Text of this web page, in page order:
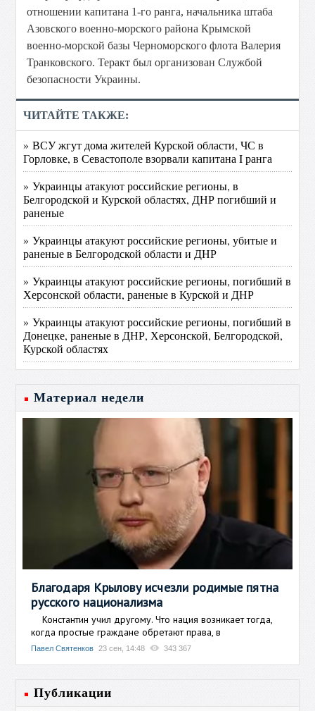
отношении капитана 1-го ранга, начальника штаба
Азовского военно-морского района Крымской
военно-морской базы Черноморского флота Валерия
Транковского. Теракт был организован Службой
безопасности Украины.
ЧИТАЙТЕ ТАКЖЕ:
» ВСУ жгут дома жителей Курской области, ЧС в
Горловке, в Севастополе взорвали капитана I ранга
» Украинцы атакуют российские регионы, в
Белгородской и Курской областях, ДНР погибший и
раненые
» Украинцы атакуют российские регионы, убитые и
раненые в Белгородской области и ДНР
» Украинцы атакуют российские регионы, погибший в
Херсонской области, раненые в Курской и ДНР
» Украинцы атакуют российские регионы, погибший в
Донецке, раненые в ДНР, Херсонской, Белгородской,
Курской областях
Материал недели
Благодаря Крылову исчезли родимые пятна
русского национализма
Константин учил другому. Что нация возникает тогда,
когда простые граждане обретают права, в
Павел Святенков 23 сен, 14:48 343 367
Публикации